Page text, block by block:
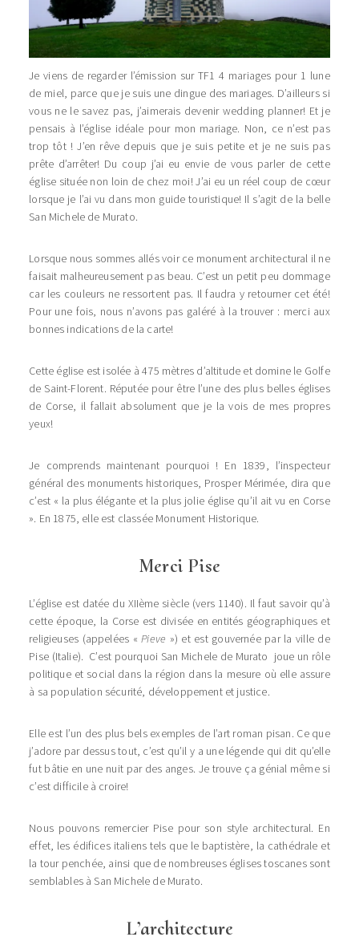
Je viens de regarder l’émission sur TF1 4 mariages pour 1 lune
de miel, parce que je suis une dingue des mariages. D’ailleurs si
vous ne le savez pas, j’aimerais devenir wedding planner! Et je
pensais à l’église idéale pour mon mariage. Non, ce n’est pas
trop tôt ! J’en rêve depuis que je suis petite et je ne suis pas
prête d’arrêter! Du coup j’ai eu envie de vous parler de cette
église située non loin de chez moi! J’ai eu un réel coup de cœur
lorsque je l’ai vu dans mon guide touristique! Il s’agit de la belle
San Michele de Murato.
Lorsque nous sommes allés voir ce monument architectural il ne
faisait malheureusement pas beau. C’est un petit peu dommage
car les couleurs ne ressortent pas. Il faudra y retourner cet été!
Pour une fois, nous n’avons pas galéré à la trouver : merci aux
bonnes indications de la carte!
Cette église est isolée à 475 mètres d’altitude et domine le Golfe
de Saint-Florent. Réputée pour être l’une des plus belles églises
de Corse, il fallait absolument que je la vois de mes propres
yeux!
Je comprends maintenant pourquoi ! En 1839, l’inspecteur
général des monuments historiques, Prosper Mérimée, dira que
c’est « la plus élégante et la plus jolie église qu’il ait vu en Corse
». En 1875, elle est classée Monument Historique.
Merci Pise
L’église est datée du XIIème siècle (vers 1140). Il faut savoir qu’à
cette époque, la Corse est divisée en entités géographiques et
religieuses (appelées «Pieve ») et est gouvernée par la ville de
Pise (Italie). C’est pourquoi San Michele de Murato joue un rôle
politique et social dans la région dans la mesure où elle assure
à sa population sécurité, développement et justice.
Elle est l’un des plus bels exemples de l’art roman pisan. Ce que
j’adore par dessus tout, c’est qu’il y a une légende qui dit qu’elle
fut bâtie en une nuit par des anges. Je trouve ça génial même si
c’est difficile à croire!
Nous pouvons remercier Pise pour son style architectural. En
effet, les édifices italiens tels que le baptistère, la cathédrale et
la tour penchée, ainsi que de nombreuses églises toscanes sont
semblables à San Michele de Murato.
L’architecture